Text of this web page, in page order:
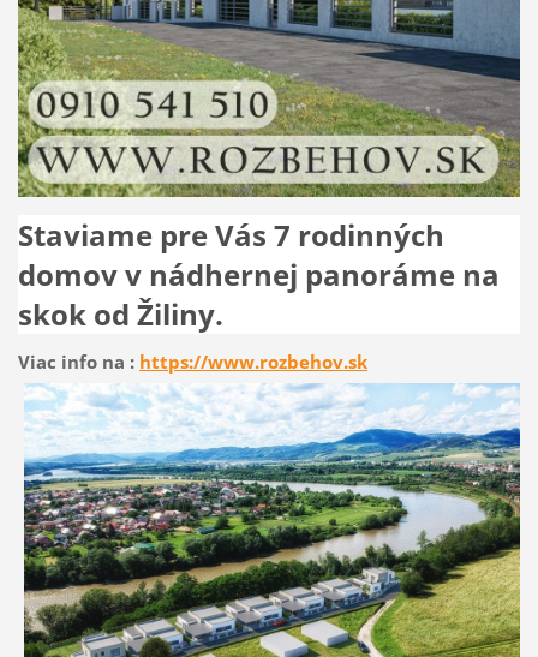
Staviame pre Vás 7 rodinných
domov v nádhernej panoráme na
skok od Žiliny.
Viac info na : https://www.rozbehov.sk